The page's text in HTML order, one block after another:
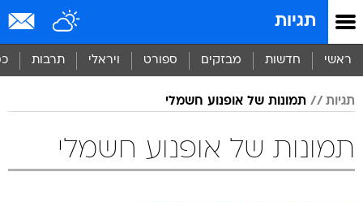
תגיות
ראשי חדשות מבזקים ספורט ויראלי תרבות
תגיות תמונות של אופנוע חשמלי
תמונות של אופנוע חשמלי